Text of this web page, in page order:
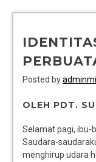
Posted by
OLEH PDT.
Selamat pagi, ibu-
Saudara-
menghirup udara